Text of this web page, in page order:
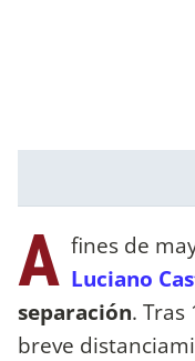
A fines de
Luciano
separación. Tras
breve